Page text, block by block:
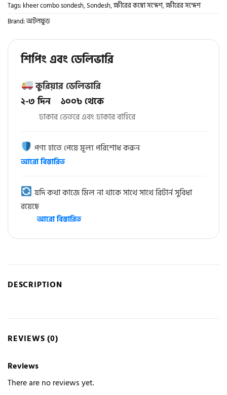
Tags: kheer combo sondesh, Sondesh,ক্ষীরের কম্বো সন্দেশ,ক্ষীরের সন্দেশ
Brand:অটলফুড
শিপিং এবং ডেলিভারি
কুরিয়ার ডেলিভারি
২-৩ দিন ১০০৳ থেকে
ঢাকার ভেতরে এবং ঢাকার বাহিরে
পণ্য হাতে পেয়ে মূল্য পরিশোধ করুন
আরো বিস্তারিত
যদি কথা কাজে মিল না থাকে সাথে সাথে রিটার্ন সুবিধা
রয়েছে
আরো বিস্তারিত
DESCRIPTION
REVIEWS (0)
Reviews
There are no reviews yet.